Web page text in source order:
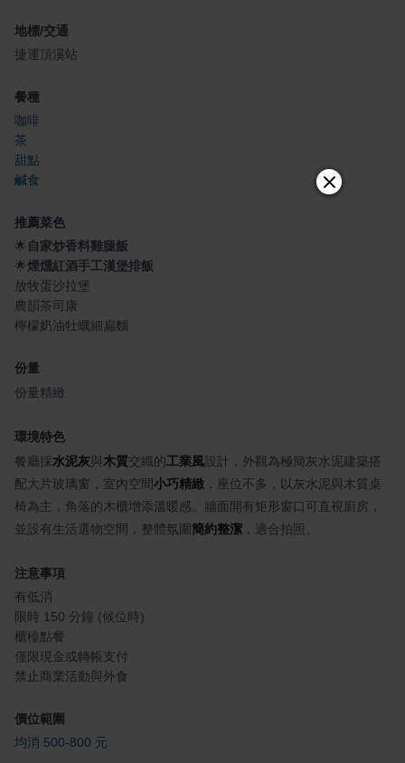
地標/交通
捷運頂溪站
餐種
咖啡
茶
甜點
鹹食
推薦菜色
🌟自家炒香料雞腿飯
🌟煙燻紅酒手工漢堡排飯
放牧蛋沙拉堡
農韻茶司康
檸檬奶油牡蠣細扁麵
份量
份量精緻
環境特色
餐廳採水泥灰與木質交織的工業風設計，外觀為極簡灰水泥建築搭
配大片玻璃窗，室內空間小巧精緻 ，座位不多，以灰水泥與木質桌
椅為主，角落的木櫃增添溫暖感。牆面開有矩形窗口可直視廚房，
並設有生活選物空間，整體氛圍簡約整潔 ，適合拍照。
注意事項
有低消
限時 150 分鐘 (候位時)
櫃檯點餐
僅限現金或轉帳支付
禁止商業活動與外食
價位範圍
均消 500-800 元